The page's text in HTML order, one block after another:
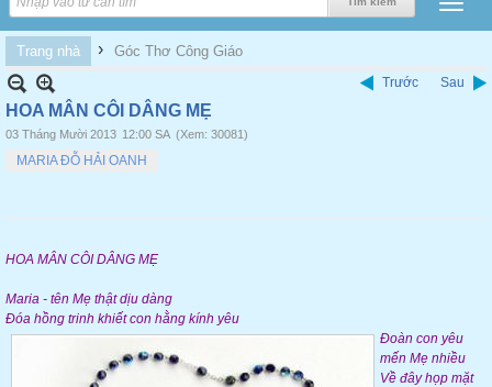
Trang nhà › Góc Thơ Công Giáo
Trước Sau
HOA MÂN CÔI DÂNG MẸ
03 Tháng Mười 2013 12:00 SA (Xem: 30081)
MARIA ĐỖ HẢI OANH
HOA MÂN CÔI DÂNG MẸ
Maria - tên Mẹ thật dịu dàng
Đóa hồng trinh khiết con hằng kính yêu
Đoàn con yêu
mến Mẹ nhiều
Về đây họp mặt